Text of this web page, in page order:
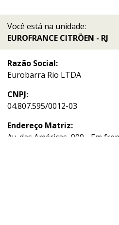
Você está na unidade:
EUROFRANCE CITRÖEN - RJ
Razão Social:
Eurobarra Rio LTDA
CNPJ:
04.807.595/0012-03
Endereço Matriz:
Av. das Américas, 909 - Em